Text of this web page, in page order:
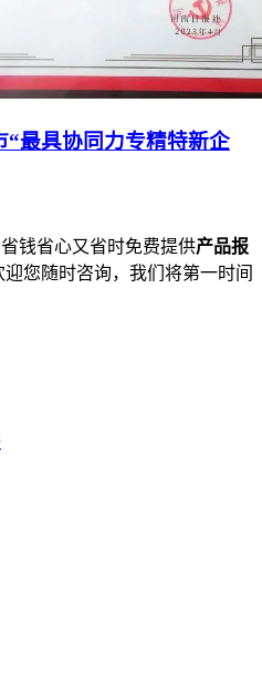
“最具协同力专精特新企
钱省心又省时免费提供产品报
您随时咨询，我们将第一时间